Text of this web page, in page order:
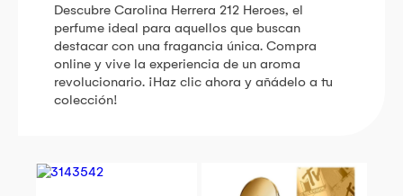
Descubre Carolina Herrera 212 Heroes, el
perfume ideal para aquellos que buscan
destacar con una fragancia única. Compra
online y vive la experiencia de un aroma
revolucionario. ¡Haz clic ahora y añádelo a tu
colección!